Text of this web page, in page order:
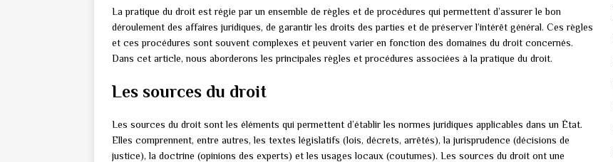
La pratique du droit est régie par un ensemble de règles et de procédures qui permettent d’assurer le bon
déroulement des affaires juridiques, de garantir les droits des parties et de préserver l’intérêt général. Ces règles
et ces procédures sont souvent complexes et peuvent varier en fonction des domaines du droit concernés.
Dans cet article, nous aborderons les principales règles et procédures associées à la pratique du droit.
Les sources du droit
Les sources du droit sont les éléments qui permettent d’établir les normes juridiques applicables dans un État.
Elles comprennent, entre autres, les textes législatifs (lois, décrets, arrêtés), la jurisprudence (décisions de
justice), la doctrine (opinions des experts) et les usages locaux (coutumes). Les sources du droit ont une